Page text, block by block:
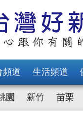
頻道 生活頻道
園 新竹 苗栗